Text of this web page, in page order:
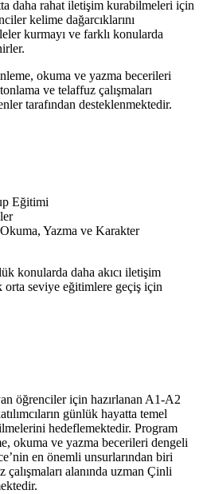
daha rahat iletişim kurabilmeleri için
kelime dağarcıklarını
kurmayı ve farklı konularda
okuma ve yazma becerileri
ve telaffuz çalışmaları
tarafından desteklenmektedir.
Eğitimi
Yazma ve Karakter
konularda daha akıcı iletişim
seviye eğitimlere geçiş için
öğrenciler için hazırlanan A1-A2
günlük hayatta temel
hedeflemektedir. Program
okuma ve yazma becerileri dengeli
en önemli unsurlarından biri
alanında uzman Çinli